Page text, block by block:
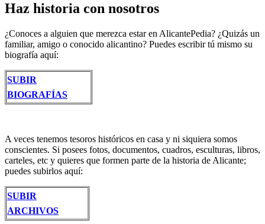
Haz historia con nosotros
¿Conoces a alguien que merezca estar en AlicantePedia? ¿Quizás un
familiar, amigo o conocido alicantino? Puedes escribir tú mismo su
biografía aquí:
SUBIR
BIOGRAFÍAS
A veces tenemos tesoros históricos en casa y ni siquiera somos
conscientes. Si posees fotos, documentos, cuadros, esculturas, libros,
carteles, etc y quieres que formen parte de la historia de Alicante;
puedes subirlos aquí:
SUBIR
ARCHIVOS